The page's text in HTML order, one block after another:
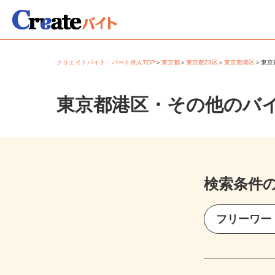
クリエイトバイト・パート求人TOP＞東京都＞東京都23区＞東京都港区＞東
東京都港区・その他のバ
検索条件